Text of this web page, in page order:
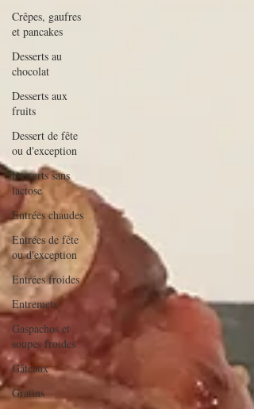
Crêpes, gaufres
et pancakes
Desserts au
chocolat
Desserts aux
fruits
Dessert de fête
ou d'exception
Desserts sans
lactose
Entrées chaudes
Entrées de fête
ou d'exception
Entrées froides
Entremets
Gaspachos et
soupes froides
Gâteaux
Gratins